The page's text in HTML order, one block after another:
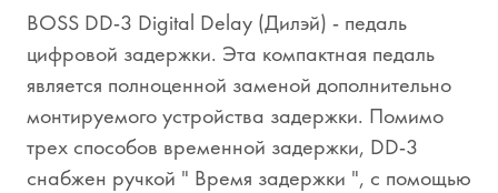
BOSS DD-3 Digital Delay (Дилэй) - педаль
цифровой задержки. Эта компактная педаль
является полноценной заменой дополнительно
монтируемого устройства задержки. Помимо
трех способов временной задержки, DD-3
снабжен ручкой " Время задержки ", с помощью